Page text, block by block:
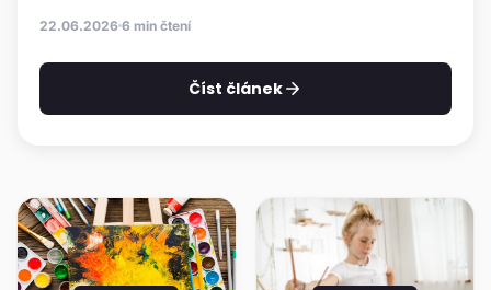
22.06.2026 6 min čtení
Číst článek